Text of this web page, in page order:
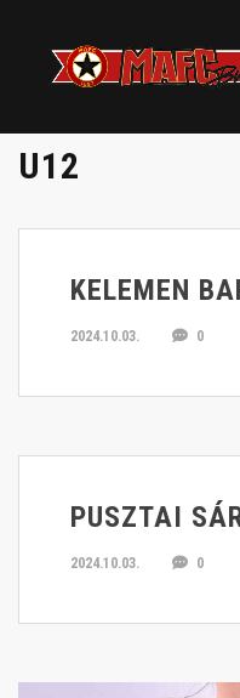
U12
KELEMEN
2024.10.03. 0
PUSZTAI
2024.10.03. 0